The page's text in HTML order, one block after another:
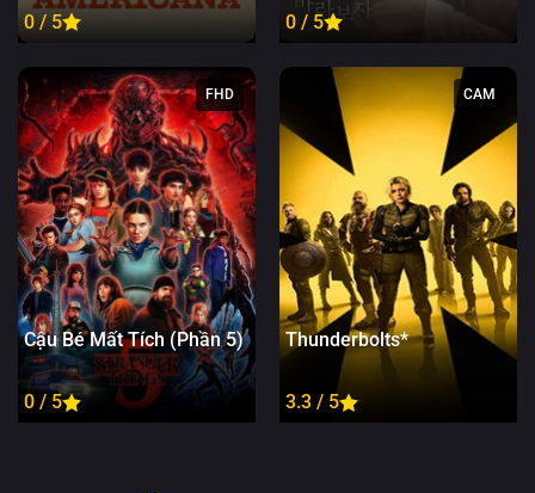
0 / 5 0 / 5
FHD
Cậu Bé Mất Tích (Phần 5)
0 / 5
CAM
Thunderbolts*
3.3 / 5